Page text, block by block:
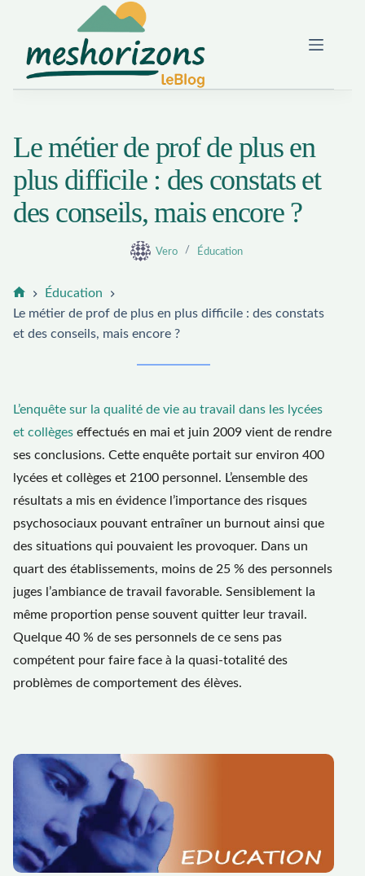
contenu
Le métier de prof de plus en
plus difficile : des constats et
des conseils, mais encore ?
Vero Éducation
Accueil
Éducation
Le métier de prof de plus en plus difficile : des constats
et des conseils, mais encore ?
L’enquête sur la qualité de vie au travail dans les lycées
et collèges effectués en mai et juin 2009 vient de rendre
ses conclusions. Cette enquête portait sur environ 400
lycées et collèges et 2100 personnel. L’ensemble des
résultats a mis en évidence l’importance des risques
psychosociaux pouvant entraîner un burnout ainsi que
des situations qui pouvaient les provoquer. Dans un
quart des établissements, moins de 25 % des personnels
juges l’ambiance de travail favorable. Sensiblement la
même proportion pense souvent quitter leur travail.
Quelque 40 % de ses personnels de ce sens pas
compétent pour faire face à la quasi-totalité des
problèmes de comportement des élèves.